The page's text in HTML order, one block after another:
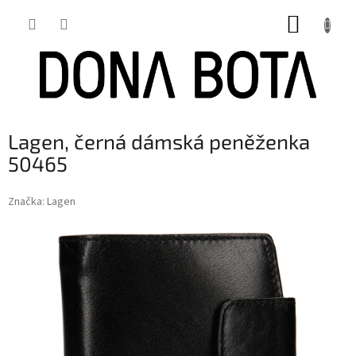
Lagen, černá dámská peněženka
50465
Značka: Lagen